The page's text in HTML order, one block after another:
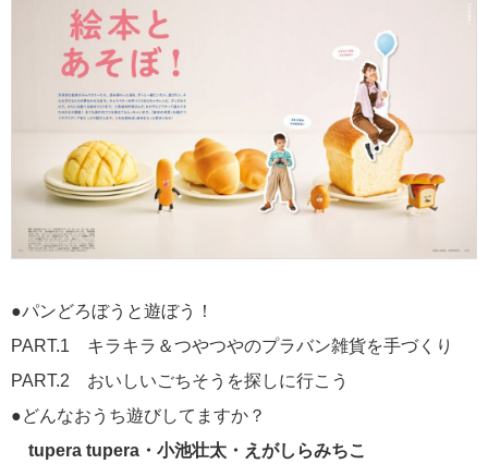
●パンどろぼうと遊ぼう！
PART.1 キラキラ＆つやつやのプラバン雑貨を手づくり
PART.2 おいしいごちそうを探しに行こう
●どんなおうち遊びしてますか？
tupera tupera・小池壮太・えがしらみちこ